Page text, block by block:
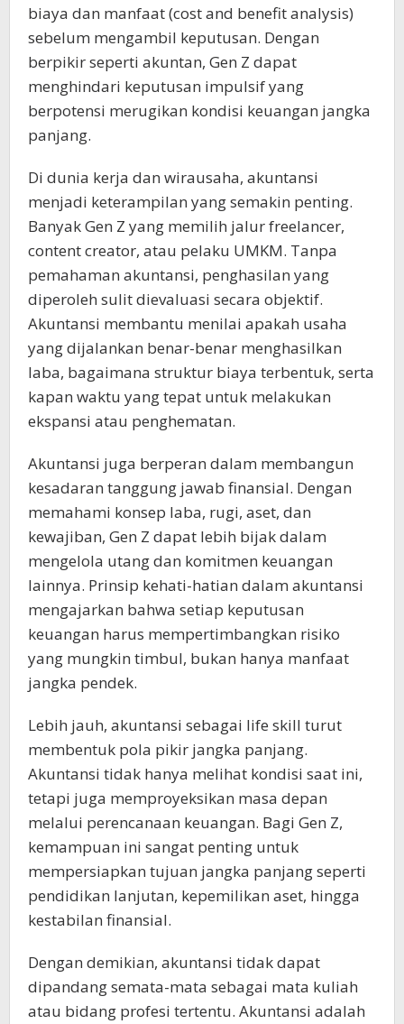
biaya dan manfaat (cost and benefit analysis)
sebelum mengambil keputusan. Dengan
berpikir seperti akuntan, Gen Z dapat
menghindari keputusan impulsif yang
berpotensi merugikan kondisi keuangan jangka
panjang.
Di dunia kerja dan wirausaha, akuntansi
menjadi keterampilan yang semakin penting.
Banyak Gen Z yang memilih jalur freelancer,
content creator, atau pelaku UMKM. Tanpa
pemahaman akuntansi, penghasilan yang
diperoleh sulit dievaluasi secara objektif.
Akuntansi membantu menilai apakah usaha
yang dijalankan benar-benar menghasilkan
laba, bagaimana struktur biaya terbentuk, serta
kapan waktu yang tepat untuk melakukan
ekspansi atau penghematan.
Akuntansi juga berperan dalam membangun
kesadaran tanggung jawab finansial. Dengan
memahami konsep laba, rugi, aset, dan
kewajiban, Gen Z dapat lebih bijak dalam
mengelola utang dan komitmen keuangan
lainnya. Prinsip kehati-hatian dalam akuntansi
mengajarkan bahwa setiap keputusan
keuangan harus mempertimbangkan risiko
yang mungkin timbul, bukan hanya manfaat
jangka pendek.
Lebih jauh, akuntansi sebagai life skill turut
membentuk pola pikir jangka panjang.
Akuntansi tidak hanya melihat kondisi saat ini,
tetapi juga memproyeksikan masa depan
melalui perencanaan keuangan. Bagi Gen Z,
kemampuan ini sangat penting untuk
mempersiapkan tujuan jangka panjang seperti
pendidikan lanjutan, kepemilikan aset, hingga
kestabilan finansial.
Dengan demikian, akuntansi tidak dapat
dipandang semata-mata sebagai mata kuliah
atau bidang profesi tertentu. Akuntansi adalah